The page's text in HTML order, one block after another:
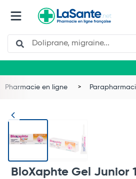
Search
Pharmacie en ligne
BloXaphte Gel Junior